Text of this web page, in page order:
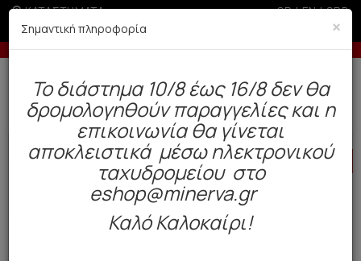
ΚΑΤΑΣΤΗΜΑΤΑ GR|EN|SRB
200€ σε περίοδο εκπτώσεων Έως 6 άτοκες δόσεις
Δωρεάν αποστολή άνω των 49€. Παράδοση σε 3-5 εργάσιμες.
Μαγιό Γυναικεία Μπικίνι
HOT
×
Σημαντική πληροφορία
To διάστημα 10/8 έως 16/8 δεν θα
δρομολογηθούν παραγγελίες και η
επικοινωνία θα γίνεται
αποκλειστικά μέσω ηλεκτρονικού
ταχυδρομείου στο
eshop@minerva.gr
Καλό Καλοκαίρι!